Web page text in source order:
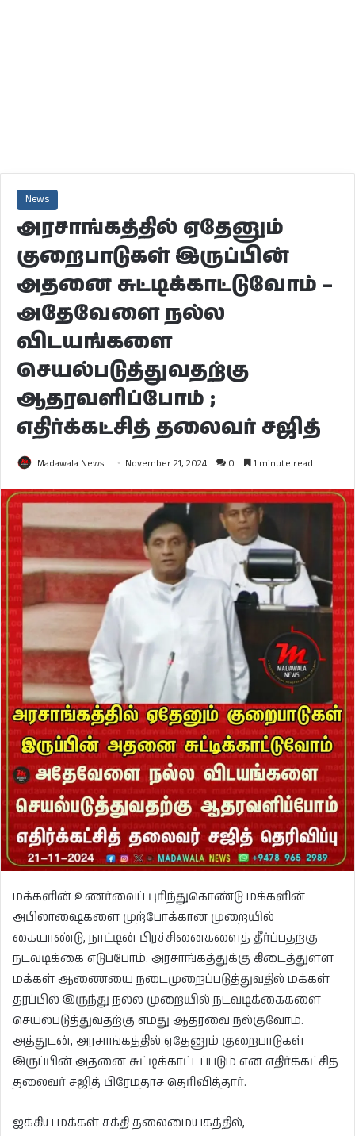
News
அரசாங்கத்தில் ஏதேனும்
குறைபாடுகள் இருப்பின்
அதனை சுட்டிக்காட்டுவோம் –
அதேவேளை நல்ல
விடயங்களை
செயல்படுத்துவதற்கு
ஆதரவளிப்போம் ;
எதிர்க்கட்சித் தலைவர் சஜித்
Madawala News November 21, 2024 0 1 minute read
மக்களின் உணர்வைப் புரிந்துகொண்டு மக்களின்
அபிலாஷைகளை முற்போக்கான முறையில்
கையாண்டு, நாட்டின் பிரச்சினைகளைத் தீர்ப்பதற்கு
நடவடிக்கை எடுப்போம். அரசாங்கத்துக்கு கிடைத்துள்ள
மக்கள் ஆணையை நடைமுறைப்படுத்துவதில் மக்கள்
தரப்பில் இருந்து நல்ல முறையில் நடவடிக்கைகளை
செயல்படுத்துவதற்கு எமது ஆதரவை நல்குவோம்.
அத்துடன், அரசாங்கத்தில் ஏதேனும் குறைபாடுகள்
இருப்பின் அதனை சுட்டிக்காட்டப்படும் என எதிர்க்கட்சித்
தலைவர் சஜித் பிரேமதாச தெரிவித்தார்.
ஐக்கிய மக்கள் சக்தி தலைமையகத்தில்,